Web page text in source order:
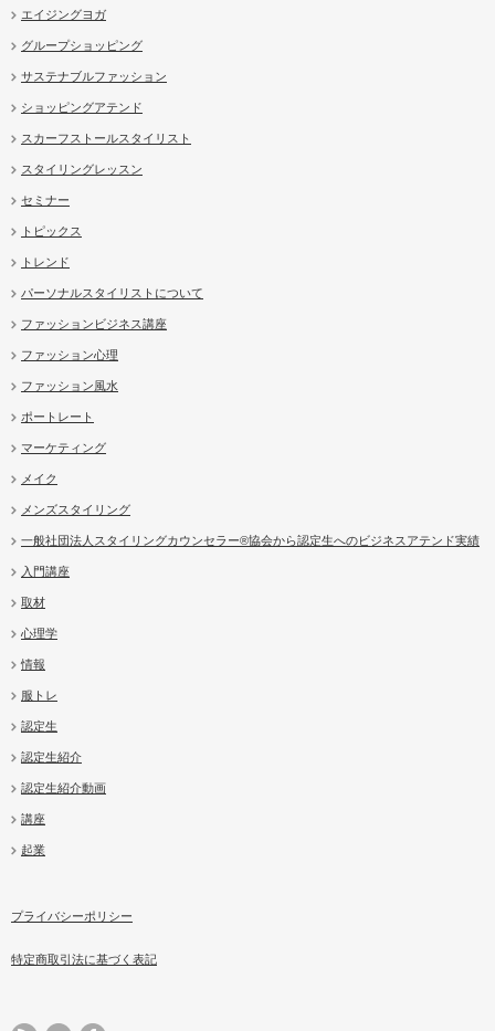
エイジングヨガ
グループショッピング
サステナブルファッション
ショッピングアテンド
スカーフストールスタイリスト
スタイリングレッスン
セミナー
トピックス
トレンド
パーソナルスタイリストについて
ファッションビジネス講座
ファッション心理
ファッション風水
ポートレート
マーケティング
メイク
メンズスタイリング
一般社団法人スタイリングカウンセラー®協会から認定生へのビジネスアテンド実績
入門講座
取材
心理学
情報
服トレ
認定生
認定生紹介
認定生紹介動画
講座
起業
プライバシーポリシー
特定商取引法に基づく表記